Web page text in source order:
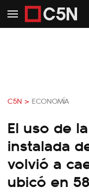
C5N > ECONOMÍA
El uso de
instalada
volvió a
ubicó en